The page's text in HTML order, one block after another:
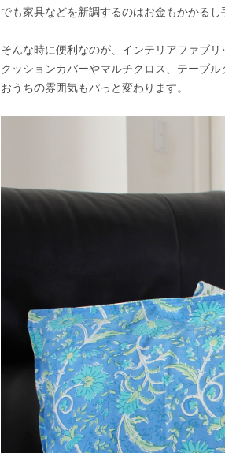
でも家具などを新調するのはお金もかかるし
そんな時に便利なのが、インテリアファブリ
クッションカバーやマルチクロス、テーブル
おうちの雰囲気もパっと変わります。